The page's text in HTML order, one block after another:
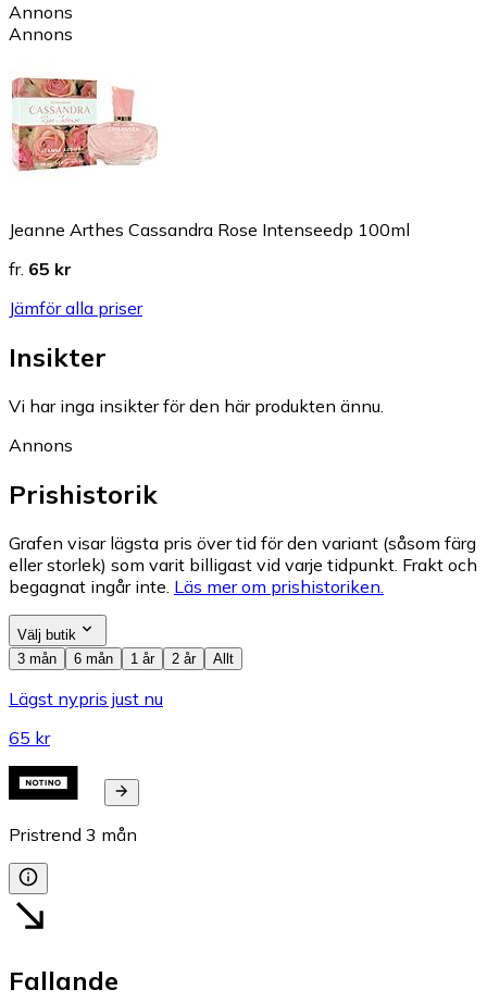
Annons
Annons
Jeanne Arthes Cassandra Rose Intenseedp 100ml
fr. 65 kr
Jämför alla priser
Insikter
Vi har inga insikter för den här produkten ännu.
Annons
Prishistorik
Grafen visar lägsta pris över tid för den variant (såsom färg
eller storlek) som varit billigast vid varje tidpunkt. Frakt och
begagnat ingår inte. Läs mer om prishistoriken.
Välj butik
3 mån
6 mån 1 år 2 år Allt
Lägst nypris just nu
65 kr
Pristrend 3 mån
Fallande